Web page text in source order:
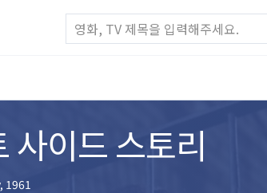
사이드 스토리
1961